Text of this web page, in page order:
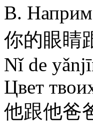
В.
你的眼睛
Nǐ de
Цвет
他跟他爸